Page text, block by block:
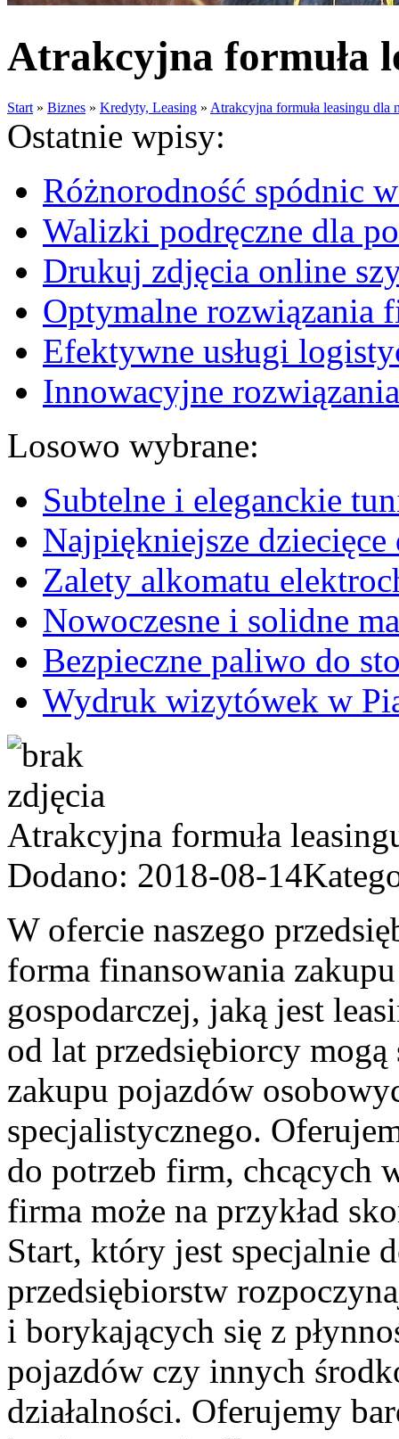
Atrakcyjna formuła
Start » Biznes » Kredyty, Leasing » Atrakcyjna formuła leasingu dla
Ostatnie wpisy:
Różnorodność spódnic
Walizki podręczne dla
Drukuj zdjęcia online
Optymalne rozwiązania
Efektywne usługi
Innowacyjne
Losowo wybrane:
Subtelne i eleganckie
Najpiękniejsze
Zalety alkomatu
Nowoczesne i solidne
Bezpieczne paliwo do
Wydruk wizytówek w
Atrakcyjna formuła
Dodano: 2018-08-14
W ofercie naszego
forma finansowania
gospodarczej, jaką jest
od lat przedsiębiorcy
zakupu pojazdów
specjalistycznego.
do potrzeb firm, chcących
firma może na przykład
Start, który jest specjalnie
przedsiębiorstw
i borykających się z
pojazdów czy innych
działalności. Oferujemy